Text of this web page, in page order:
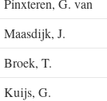
Pinxteren, G. van
Maasdijk, J.
Broek, T.
Kuijs, G.